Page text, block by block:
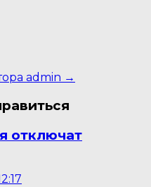
admin →
отключат